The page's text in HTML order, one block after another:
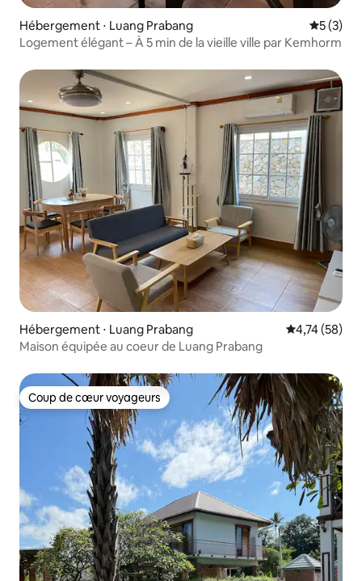
Hébergement ⋅ Luang Prabang
5 (3)
Logement élégant – À 5 min de la vieille ville par Kemhorm
Hébergement ⋅ Luang Prabang Évaluation
4,74 (58)
Maison équipée au coeur de Luang Prabang
Coup de cœur voyageurs
Coup de cœur voyageurs